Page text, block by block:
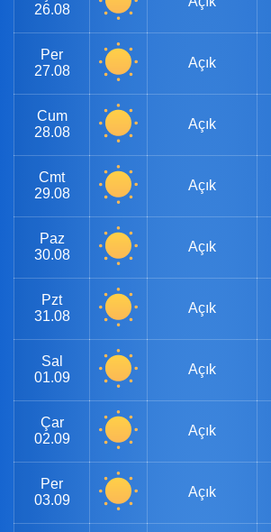
26.08
Per
27.08
Açık
Cum
28.08
Açık
Cmt
29.08
Açık
Paz
30.08
Açık
Pzt
31.08
Açık
Sal
01.09
Açık
Çar
02.09
Açık
Per
03.09
Açık